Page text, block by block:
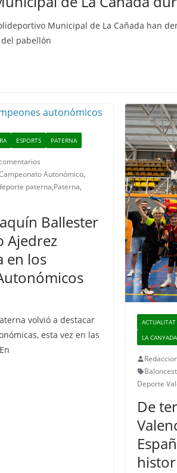
Municipal de La Cañada han
pabellón
ESPORTS PATERNA
Autonómico,
paterna,Paterna,
Ballester
Ajedrez
en los
volvió a destacar
esta vez en las
ACTUALITAT
LA CANYADA
Deporte
De